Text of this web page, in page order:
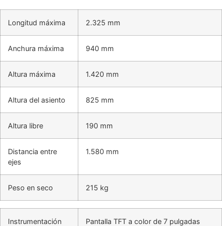
Longitud máxima 2.325 mm
Anchura máxima 940 mm
Altura máxima 1.420 mm
Altura del asiento 825 mm
Altura libre 190 mm
Distancia entre
ejes
1.580 mm
Peso en seco 215 kg
Instrumentación Pantalla TFT a color de 7 pulgadas